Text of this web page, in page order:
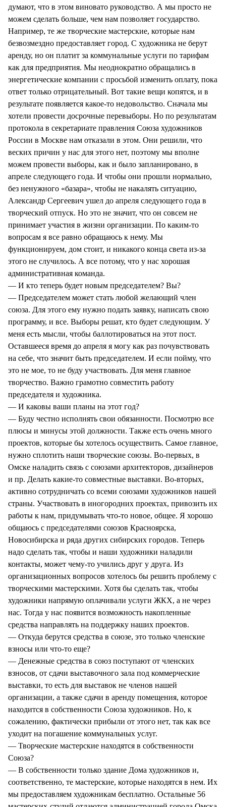
думают, что в этом виновато руководство. А мы просто не
можем сделать больше, чем нам позволяет государство.
Например, те же творческие мастерские, которые нам
безвозмездно предоставляет город. С художника не берут
аренду, но он платит за коммунальные услуги по тарифам
как для предприятия. Мы неоднократно обращались в
энергетические компании с просьбой изменить оплату, пока
ответ только отрицательный. Вот такие вещи копятся, и в
результате появляется какое-то недовольство. Сначала мы
хотели провести досрочные перевыборы. Но по результатам
протокола в секретариате правления Союза художников
России в Москве нам отказали в этом. Они решили, что
веских причин у нас для этого нет, поэтому мы вполне
можем провести выборы, как и было запланировано, в
апреле следующего года. И чтобы они прошли нормально,
без ненужного «базара», чтобы не накалять ситуацию,
Александр Сергеевич ушел до апреля следующего года в
творческий отпуск. Но это не значит, что он совсем не
принимает участия в жизни организации. По каким-то
вопросам я все равно обращаюсь к нему. Мы
функционируем, дом стоит, и никакого конца света из-за
этого не случилось. А все потому, что у нас хорошая
административная команда.
— И кто теперь будет новым председателем? Вы?
— Председателем может стать любой желающий член
союза. Для этого ему нужно подать заявку, написать свою
программу, и все. Выборы решат, кто будет следующим. У
меня есть мысли, чтобы баллотироваться на этот пост.
Оставшееся время до апреля я могу как раз почувствовать
на себе, что значит быть председателем. И если пойму, что
это не мое, то не буду участвовать. Для меня главное
творчество. Важно грамотно совместить работу
председателя и художника.
— И каковы ваши планы на этот год?
— Буду честно исполнять свои обязанности. Посмотрю все
плюсы и минусы этой должности. Также есть очень много
проектов, которые бы хотелось осуществить. Самое главное,
нужно сплотить наши творческие союзы. Во-первых, в
Омске наладить связь с союзами архитекторов, дизайнеров
и пр. Делать какие-то совместные выставки. Во-вторых,
активно сотрудничать со всеми союзами художников нашей
страны. Участвовать в иногородних проектах, привозить их
работы к нам, придумывать что-то новое, общее. Я хорошо
общаюсь с председателями союзов Красноярска,
Новосибирска и ряда других сибирских городов. Теперь
надо сделать так, чтобы и наши художники наладили
контакты, может чему-то учились друг у друга. Из
организационных вопросов хотелось бы решить проблему с
творческими мастерскими. Хотя бы сделать так, чтобы
художники напрямую оплачивали услуги ЖКХ, а не через
нас. Тогда у нас появится возможность накопленные
средства направлять на поддержку наших проектов.
— Откуда берутся средства в союзе, это только членские
взносы или что-то еще?
— Денежные средства в союз поступают от членских
взносов, от сдачи выставочного зала под коммерческие
выставки, то есть для выставок не членов нашей
организации, а также сдачи в аренду помещения, которое
находится в собственности Союза художников. Но, к
сожалению, фактически прибыли от этого нет, так как все
уходит на погашение коммунальных услуг.
— Творческие мастерские находятся в собственности
Союза?
— В собственности только здание Дома художников и,
соответственно, те мастерские, которые находятся в нем. Их
мы предоставляем художникам бесплатно. Остальные 56